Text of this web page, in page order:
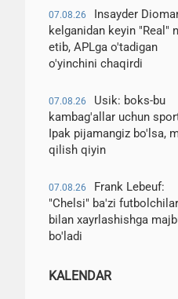
07.08.26
Insayder
kelganidan keyin "Real"
etib, APLga o'tadigan
o'yinchini chaqirdi
07.08.26
Usik: boks-bu
kambag'allar uchun
Ipak pijamangiz bo'lsa,
qilish qiyin
07.08.26
Frank Lebeuf:
"Chelsi" ba'zi futbolchilar
bilan xayrlashishga
bo'ladi
KALENDAR